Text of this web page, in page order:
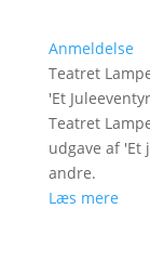
Anmeldelse
Teatret
'Et Juleeventyr
Teatret
udgave af
andre.
Læs mere